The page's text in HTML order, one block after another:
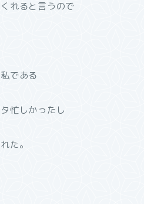
れると言うので
である
忙しかったし
た。